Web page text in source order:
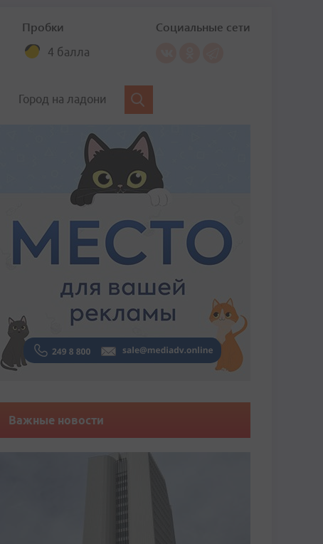
Пробки
4 балла
Социальные сети
Город на ладони
Важные новости